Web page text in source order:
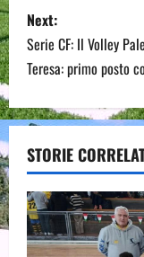
t
n
a
v
i
g
Next:
Serie CF: Il Volley
Teresa: primo posto
STORIE